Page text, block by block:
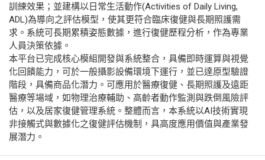
訓練效果；並建構以日常生活動作(Activities of Daily Living,
ADL)為導向之評估模型，使其更符合臨床復健與長期照護需
求。系統可長期累積姿態數據，進行復健歷程分析，作為專業
人員決策依據。
本平台已完成核心模組開發與系統整合，具備即時運算與視覺
化回饋能力，可於一般攝影設備環境下運行，並已達原型驗證
階段，具備商品化潛力。可應用於醫療復健、長期照護及遠距
醫療等場域，如物理治療輔助、高齡者動作監測與跌倒風險評
估，以及居家復健管理系統。整體而言，本系統以AI技術實現
非接觸式與數據化之復健評估機制，具高度應用價值與產業發
展潛力。